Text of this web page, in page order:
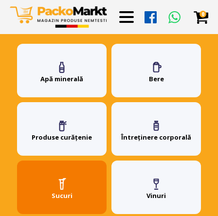
0
Apă minerală Bere
Produse curățenie Întreținere corporală
Sucuri Vinuri